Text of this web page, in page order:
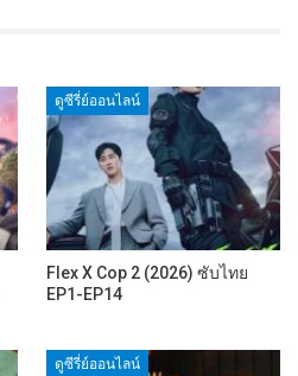
ดูซีรี่ย์ออนไลน์
Flex X Cop 2 (2026) ซับไทย
EP1-EP14
ดูซีรี่ย์ออนไลน์